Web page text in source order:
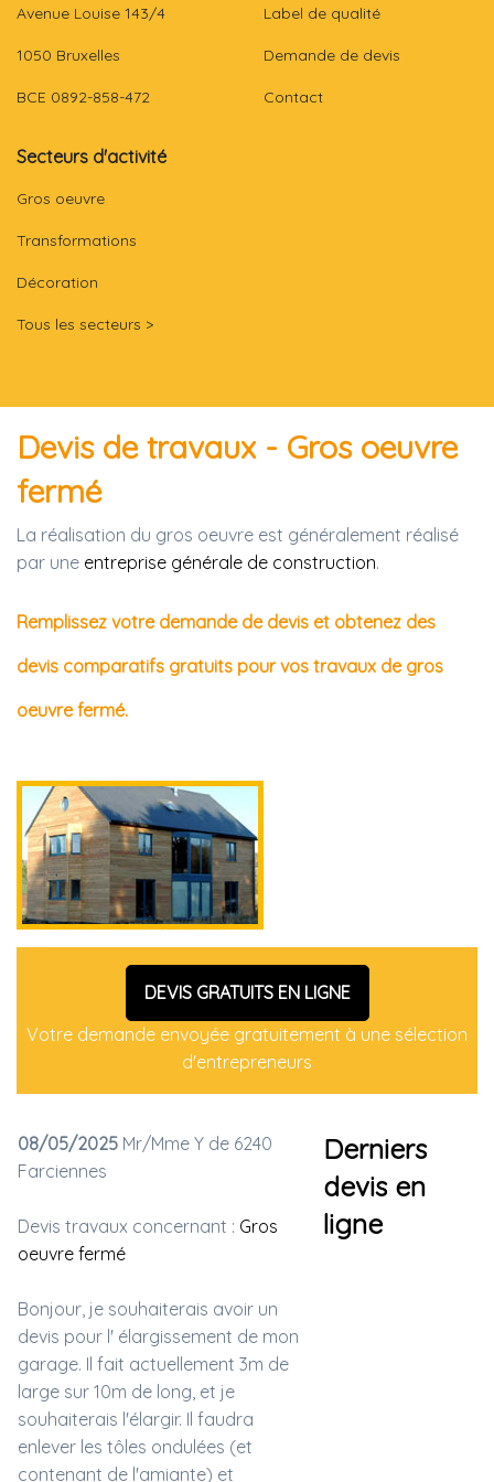
Avenue Louise 143/4
1050 Bruxelles
BCE 0892-858-472
Label de qualité
Demande de devis
Contact
Secteurs d'activité
Gros oeuvre
Transformations
Décoration
Tous les secteurs >
Devis de travaux - Gros oeuvre
fermé
La réalisation du gros oeuvre est généralement réalisé
par une entreprise générale de construction.
Remplissez votre demande de devis et obtenez des
devis comparatifs gratuits pour vos travaux de gros
oeuvre fermé.
DEVIS GRATUITS EN LIGNE
Votre demande envoyée gratuitement à une sélection
d'entrepreneurs
08/05/2025 Mr/Mme Y de 6240
Farciennes
Devis travaux concernant : Gros
oeuvre fermé
Bonjour, je souhaiterais avoir un
devis pour l' élargissement de mon
garage. Il fait actuellement 3m de
large sur 10m de long, et je
souhaiterais l'élargir. Il faudra
enlever les tôles ondulées (et
contenant de l'amiante) et
Derniers
devis en
ligne